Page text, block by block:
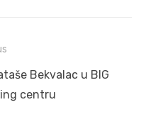
Bekvalac u BIG
centru